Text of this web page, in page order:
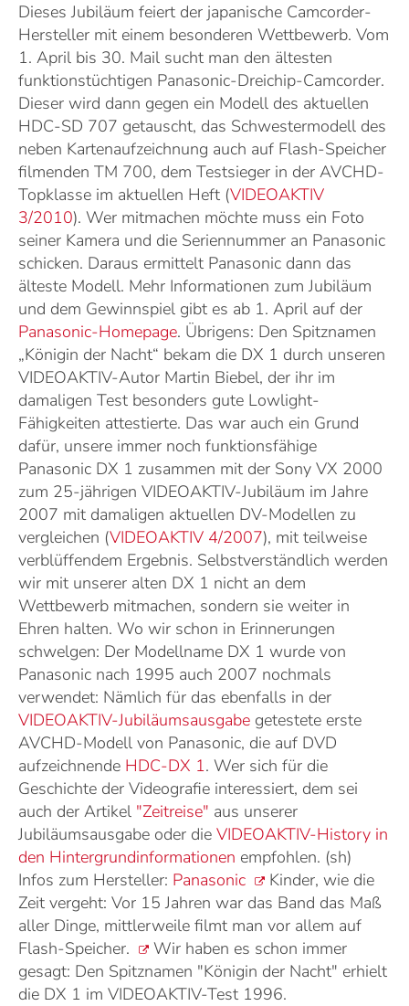
Dieses Jubiläum feiert der japanische Camcorder-
Hersteller mit einem besonderen Wettbewerb. Vom
1. April bis 30. Mail sucht man den ältesten
funktionstüchtigen Panasonic-Dreichip-Camcorder.
Dieser wird dann gegen ein Modell des aktuellen
HDC-SD 707 getauscht, das Schwestermodell des
neben Kartenaufzeichnung auch auf Flash-Speicher
filmenden TM 700, dem Testsieger in der AVCHD-
Topklasse im aktuellen Heft (VIDEOAKTIV
3/2010). Wer mitmachen möchte muss ein Foto
seiner Kamera und die Seriennummer an Panasonic
schicken. Daraus ermittelt Panasonic dann das
älteste Modell. Mehr Informationen zum Jubiläum
und dem Gewinnspiel gibt es ab 1. April auf der
Panasonic-Homepage. Übrigens: Den Spitznamen
„Königin der Nacht“ bekam die DX 1 durch unseren
VIDEOAKTIV-Autor Martin Biebel, der ihr im
damaligen Test besonders gute Lowlight-
Fähigkeiten attestierte. Das war auch ein Grund
dafür, unsere immer noch funktionsfähige
Panasonic DX 1 zusammen mit der Sony VX 2000
zum 25-jährigen VIDEOAKTIV-Jubiläum im Jahre
2007 mit damaligen aktuellen DV-Modellen zu
vergleichen (VIDEOAKTIV 4/2007), mit teilweise
verblüffendem Ergebnis. Selbstverständlich werden
wir mit unserer alten DX 1 nicht an dem
Wettbewerb mitmachen, sondern sie weiter in
Ehren halten. Wo wir schon in Erinnerungen
schwelgen: Der Modellname DX 1 wurde von
Panasonic nach 1995 auch 2007 nochmals
verwendet: Nämlich für das ebenfalls in der
VIDEOAKTIV-Jubiläumsausgabe getestete erste
AVCHD-Modell von Panasonic, die auf DVD
aufzeichnende HDC-DX 1. Wer sich für die
Geschichte der Videografie interessiert, dem sei
auch der Artikel "Zeitreise" aus unserer
Jubiläumsausgabe oder die VIDEOAKTIV-History in
den Hintergrundinformationen empfohlen. (sh)
Infos zum Hersteller: Panasonic
Kinder, wie die
Zeit vergeht: Vor 15 Jahren war das Band das Maß
aller Dinge, mittlerweile filmt man vor allem auf
Flash-Speicher.
Wir haben es schon immer
gesagt: Den Spitznamen "Königin der Nacht" erhielt
die DX 1 im VIDEOAKTIV-Test 1996.